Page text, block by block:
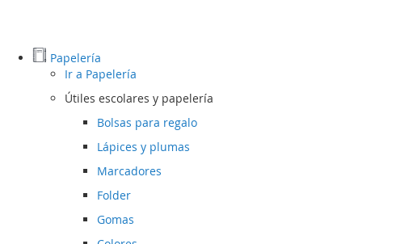
Papelería
Ir a Papelería
Útiles escolares y papelería
Bolsas para regalo
Lápices y plumas
Marcadores
Folder
Gomas